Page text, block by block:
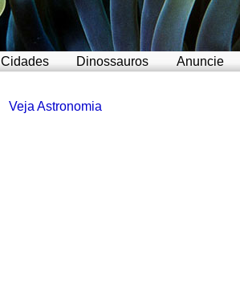
Cidades Dinossauros Anuncie
Veja Astronomia